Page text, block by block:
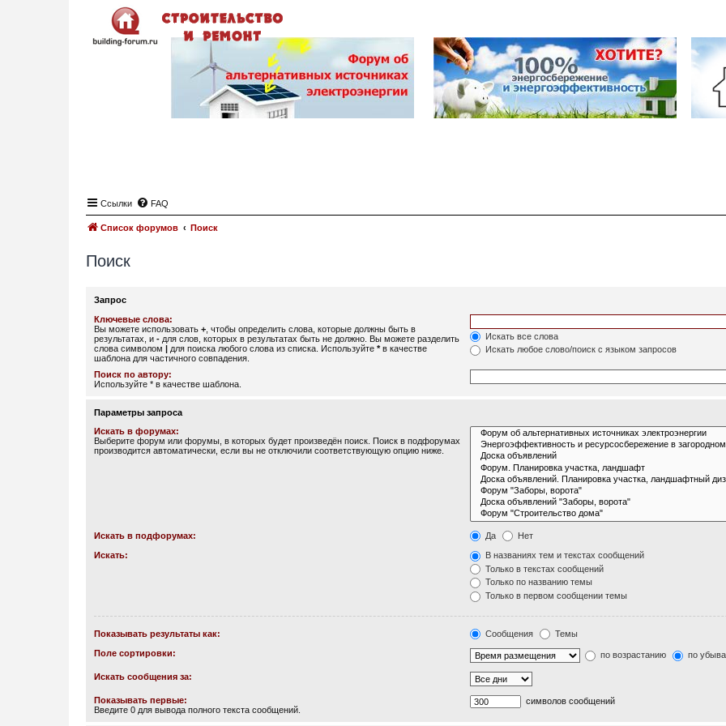
Ссылки FAQ
Список форумов Поиск
Поиск
Запрос
Ключевые слова:
Вы можете использовать + , чтобы определить слова, которые должны быть в
результатах, и - для слов, которых в результатах быть не должно. Вы можете разделить
слова символом | для поиска любого слова из списка. Используйте *в качестве
шаблона для частичного совпадения.
Искать все слова
Искать любое слово/поиск с языком запросов
Поиск по автору:
Используйте * в качестве шаблона.
Параметры запроса
Искать в форумах:
Выберите форум или форумы, в которых будет произведён поиск. Поиск в подфорумах
производится автоматически, если вы не отключили соответствующую опцию ниже.
Искать в подфорумах: Да Нет
Искать:
В названиях тем и текстах сообщений
Только в текстах сообщений
Только по названию темы
Только в первом сообщении темы
Показывать результаты как: Сообщения Темы
Поле сортировки: по возрастанию по
Искать сообщения за:
Показывать первые:
Введите 0 для вывода полного текста сообщений.
символов сообщений